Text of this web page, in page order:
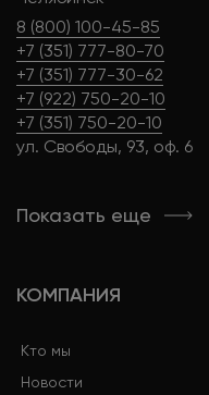
8 (800) 100-45-85
+7 (351) 777-80-70
+7 (351) 777-30-62
+7 (922) 750-20-10
+7 (351) 750-20-10
ул. Свободы, 93, оф. 6
Показать еще
КОМПАНИЯ
Кто мы
Новости